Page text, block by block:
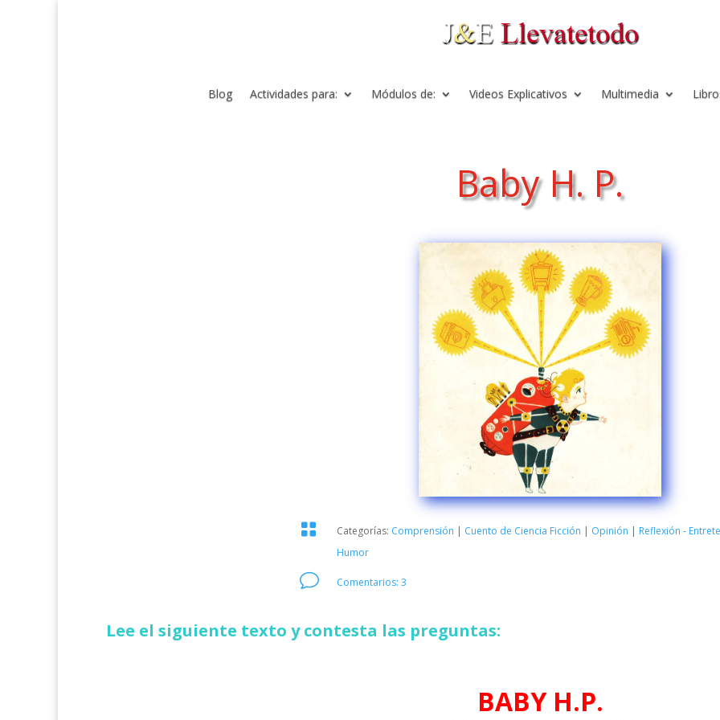
Blog Actividades para: Módulos de: Videos Explicativos Multimedia
Baby H. P.
 Categorías: Comprensión | Cuento de Ciencia Ficción | Opinión | Reflexión -
Humor
v Comentarios: 3
Lee el siguiente texto y contesta las preguntas:
BABY H.P.